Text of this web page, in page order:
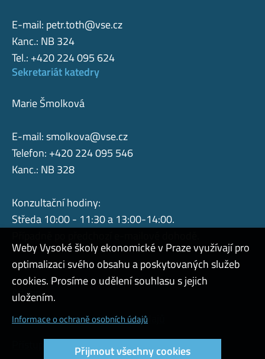
E-mail: petr.toth@vse.cz
Kanc.: NB 324
Tel.: +420 224 095 624
Sekretariát katedry
Marie Šmolková
E-mail:smolkova@vse.cz
Telefon: +420 224 095 546
Kanc.: NB 328
Konzultační hodiny:
Středa 10:00 - 11:30 a 13:00-14:00.
Admin
Cookies a ochrana osobních údajů
Přístupnost webu
Weby Vysoké školy ekonomické v Praze využívají pro
optimalizaci svého obsahu a poskytovaných služeb
cookies. Prosíme o udělení souhlasu s jejich
uložením.
Informace o ochraně osobních údajů
Přijmout všechny cookies